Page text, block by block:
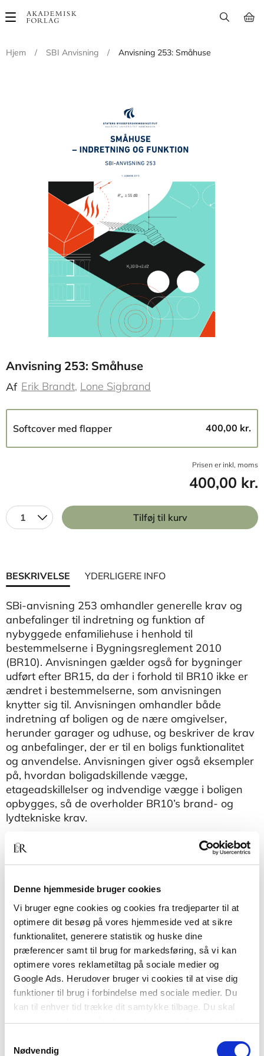
Denne hjemmeside bruger cookies
Vi bruger egne cookies og cookies fra tredjeparter til at
optimere dit besøg på vores hjemmeside ved at sikre
funktionalitet, generere statistik og huske dine
præferencer samt til brug for markedsføring, så vi kan
optimere vores reklametiltag på sociale medier og
Google Ads. Herudover bruger vi cookies til at vise dig
funktioner til brug i forbindelse med sociale medier. Du
kan til enhver tid trække dit samtykke tilbage. Du skal
være opmærksom på, at vores hjemmeside muligvis ikke
tilbagetrækker et samtykke.
Nødvendig
Main
Hjem
/ SBI Anvisning / Anvisning 253: Småhuse
Anvisning 253: Småhuse
Af Erik Brandt Lone Sigbrand
Softcover med flapper 400,00 kr.
Prisen er inkl, moms
400,00 kr.
1 Tilføj til kurv
BESKRIVELSE YDERLIGERE INFO
SBi-anvisning 253 omhandler generelle krav og
anbefalinger til indretning og funktion af
nybyggede enfamiliehuse i henhold til
bestemmelserne i Bygningsreglement 2010
(BR10). Anvisningen gælder også for bygninger
udført efter BR15, da der i forhold til BR10 ikke er
ændret i bestemmelserne, som anvisningen
knytter sig til. Anvisningen omhandler både
indretning af boligen og de nære omgivelser,
herunder garager og udhuse, og beskriver de krav
og anbefalinger, der er til en boligs funktionalitet
og anvendelse. Anvisningen giver også eksempler
på, hvordan boligadskillende vægge,
etageadskillelser og indvendige vægge i boligen
opbygges, så de overholder BR10’s brand- og
lydtekniske krav.
Anvisningen indgår i en serie af SBi-anvisninger
om småhuse. Småhuse omfatter fritliggende og
lejlighedsskel i indtil to etager samt eventuelt
samt sommerhuse.
Af samme forfatter